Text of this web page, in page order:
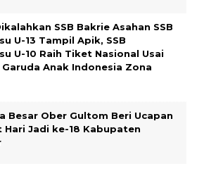
SSB Bakrie Asahan SSB
U-13 Tampil Apik, SSB
U-10 Raih Tiket Nasional Usai
Garuda Anak Indonesia Zona
Besar Ober Gultom Beri Ucapan
Hari Jadi ke-18 Kabupaten